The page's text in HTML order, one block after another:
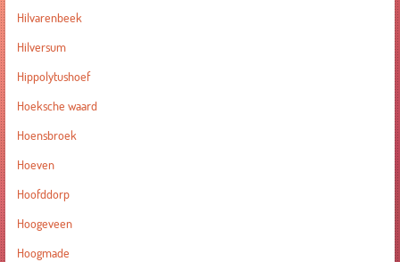
Hilvarenbeek
Hilversum
Hippolytushoef
Hoeksche waard
Hoensbroek
Hoeven
Hoofddorp
Hoogeveen
Hoogmade